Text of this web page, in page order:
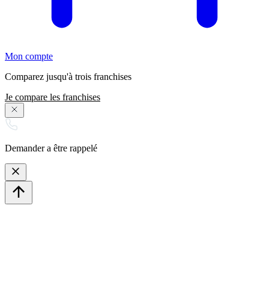
Mon compte
Comparez jusqu'à trois franchises
Je compare les franchises
Demander a être rappelé